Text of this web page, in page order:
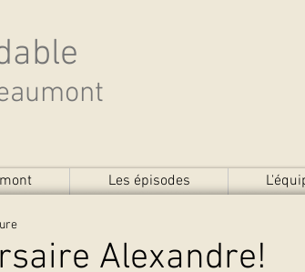
Les épisodes
Alexandre!